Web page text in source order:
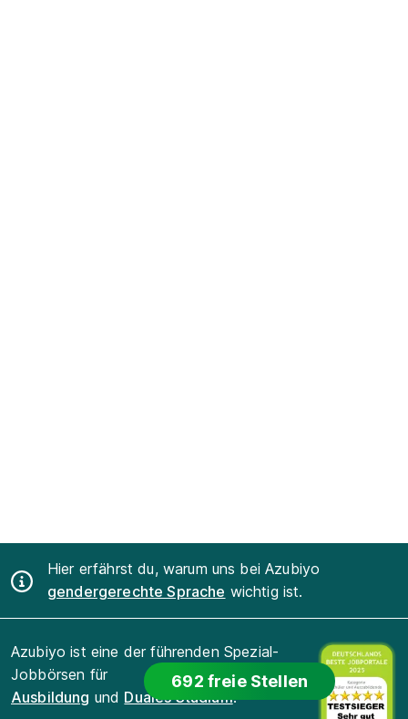
692 freie Stellen
Hier erfährst du, warum uns bei Azubiyo
gendergerechte Sprache wichtig ist.
Azubiyo ist eine der führenden Spezial-
Jobbörsen für
Ausbildung und Duales Studium.